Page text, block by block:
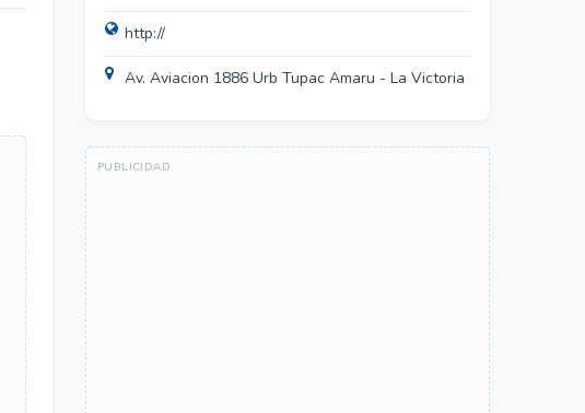
http://
Av. Aviacion 1886 Urb Tupac Amaru - La Victoria